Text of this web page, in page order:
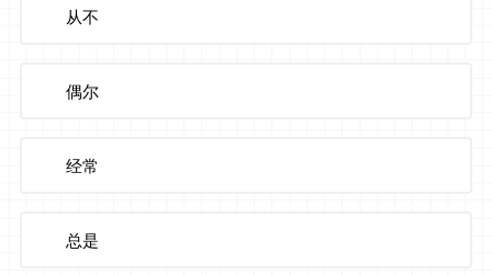
从不
偶尔
经常
总是